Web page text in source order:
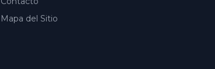
Mapa del Sitio